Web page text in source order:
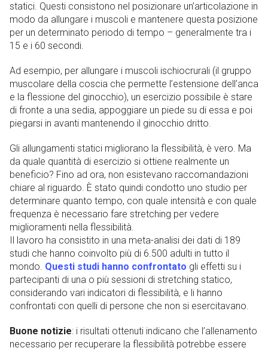
statici. Questi consistono nel posizionare un’articolazione in
modo da allungare i muscoli e mantenere questa posizione
per un determinato periodo di tempo – generalmente tra i
15 e i 60 secondi.
Ad esempio, per allungare i muscoli ischiocrurali (il gruppo
muscolare della coscia che permette l’estensione dell’anca
e la flessione del ginocchio), un esercizio possibile è stare
di fronte a una sedia, appoggiare un piede su di essa e poi
piegarsi in avanti mantenendo il ginocchio dritto.
Gli allungamenti statici migliorano la flessibilità, è vero. Ma
da quale quantità di esercizio si ottiene realmente un
beneficio? Fino ad ora, non esistevano raccomandazioni
chiare al riguardo. È stato quindi condotto uno studio per
determinare quanto tempo, con quale intensità e con quale
frequenza è necessario fare stretching per vedere
miglioramenti nella flessibilità.
Il lavoro ha consistito in una meta-analisi dei dati di 189
studi che hanno coinvolto più di 6.500 adulti in tutto il
mondo. Questi studi hanno confrontato gli effetti su i
partecipanti di una o più sessioni di stretching statico,
considerando vari indicatori di flessibilità, e li hanno
confrontati con quelli di persone che non si esercitavano.
Buone notizie: i risultati ottenuti indicano che l’allenamento
necessario per recuperare la flessibilità potrebbe essere